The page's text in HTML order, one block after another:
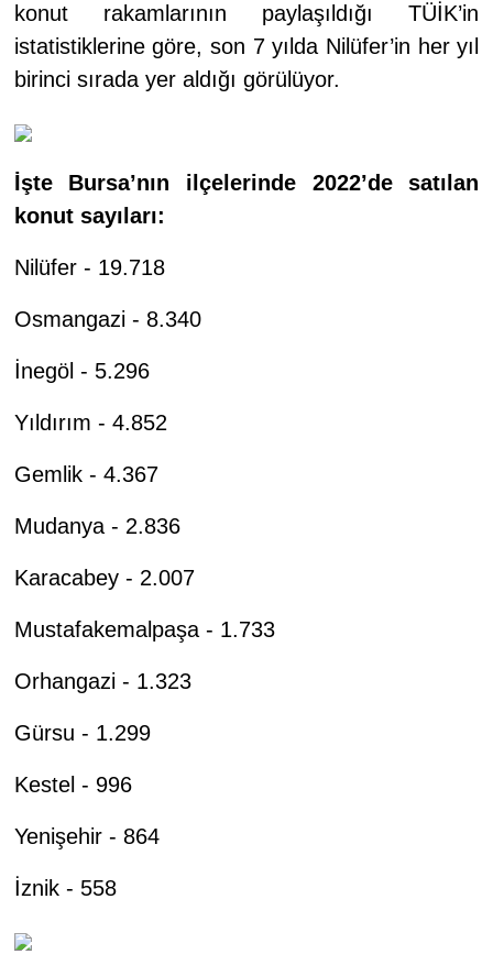
konut rakamlarının paylaşıldığı TÜİK’in
istatistiklerine göre, son 7 yılda Nilüfer’in her yıl
birinci sırada yer aldığı görülüyor.
İşte Bursa’nın ilçelerinde 2022’de satılan
konut sayıları:
Nilüfer - 19.718
Osmangazi - 8.340
İnegöl - 5.296
Yıldırım - 4.852
Gemlik - 4.367
Mudanya - 2.836
Karacabey - 2.007
Mustafakemalpaşa - 1.733
Orhangazi - 1.323
Gürsu - 1.299
Kestel - 996
Yenişehir - 864
İznik - 558